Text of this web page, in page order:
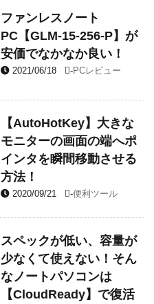
ファンレスノート
PC【‎GLM-15-256-P】が
安価でなかなか良い！
2021/06/18 -PCレビュー
【AutoHotKey】大きな
モニターの画面の端へポ
インタを瞬間移動させる
方法！
2020/09/21 -便利ツール
スペックが低い、容量が
少なくて使えない！そん
なノートパソコンは
【CloudReady】で復活